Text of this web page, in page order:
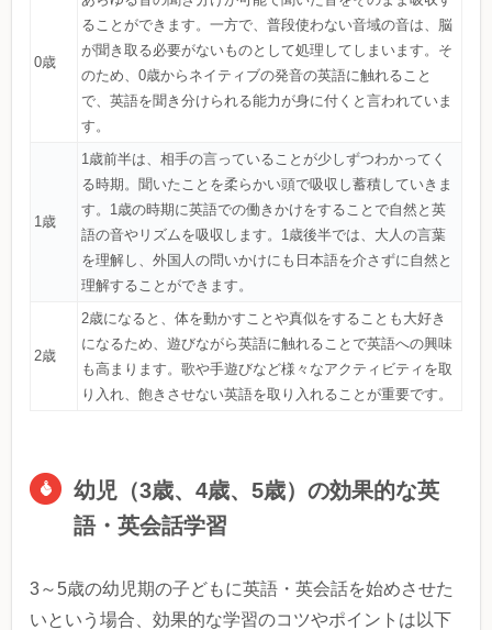
0歳
ることができます。一方で、普段使わない音域の音は、脳
が聞き取る必要がないものとして処理してしまいます。そ
のため、0歳からネイティブの発音の英語に触れること
で、英語を聞き分けられる能力が身に付くと言われていま
す。
1歳
1歳前半は、相手の言っていることが少しずつわかってく
る時期。聞いたことを柔らかい頭で吸収し蓄積していきま
す。1歳の時期に英語での働きかけをすることで自然と英
語の音やリズムを吸収します。1歳後半では、大人の言葉
を理解し、外国人の問いかけにも日本語を介さずに自然と
理解することができます。
2歳
2歳になると、体を動かすことや真似をすることも大好き
になるため、遊びながら英語に触れることで英語への興味
も高まります。歌や手遊びなど様々なアクティビティを取
り入れ、飽きさせない英語を取り入れることが重要です。
幼児（3歳、4歳、5歳）の効果的な英
語・英会話学習
3～5歳の幼児期の子どもに英語・英会話を始めさせた
いという場合、効果的な学習のコツやポイントは以下